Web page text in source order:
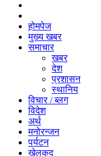
होमपेज
मुख्य खबर
समाचार
खबर
देश
प्रशासन
स्थानिय
विचार / ब्लग
विदेश
अर्थ
मनोरन्जन
पर्यटन
खेलकुद